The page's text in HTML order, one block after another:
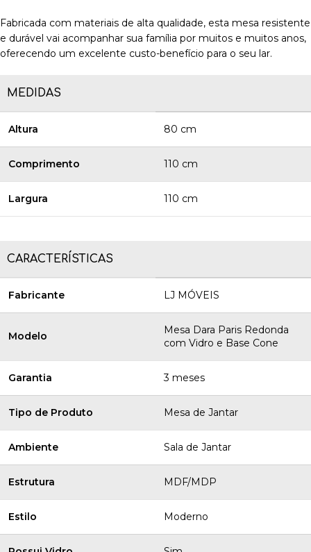
Fabricada com materiais de alta qualidade, esta mesa resistente
e durável vai acompanhar sua família por muitos e muitos anos,
oferecendo um excelente custo-benefício para o seu lar.
MEDIDAS
Altura 80 cm
Comprimento 110 cm
Largura 110 cm
CARACTERÍSTICAS
Fabricante LJ MÓVEIS
Modelo
Mesa Dara Paris Redonda
com Vidro e Base Cone
Garantia 3 meses
Tipo de Produto Mesa de Jantar
Ambiente Sala de Jantar
Estrutura MDF/MDP
Estilo Moderno